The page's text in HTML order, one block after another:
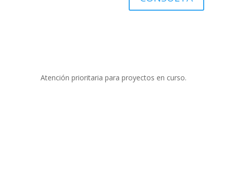
Atención prioritaria para proyectos en curso.